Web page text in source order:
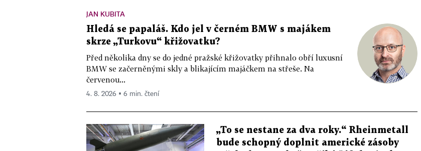
JAN KUBITA
Hledá se papaláš. Kdo jel v černém BMW s majákem
skrze „Turkovu“ křižovatku?
Před několika dny se do jedné pražské křižovatky přihnalo obří luxusní
BMW se začerněnými skly a blikajícím majáčkem na střeše. Na
červenou...
4. 8. 2026 ▪ 6 min. čtení
„To se nestane za dva roky.“ Rheinmetall
bude schopný doplnit americké zásoby